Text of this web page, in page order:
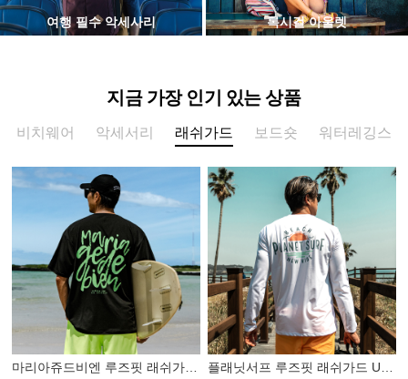
여행 필수 악세사리 록시걸 아울렛
지금 가장 인기 있는 상품
비치웨어 악세서리 래쉬가드 보드숏 워터레깅스